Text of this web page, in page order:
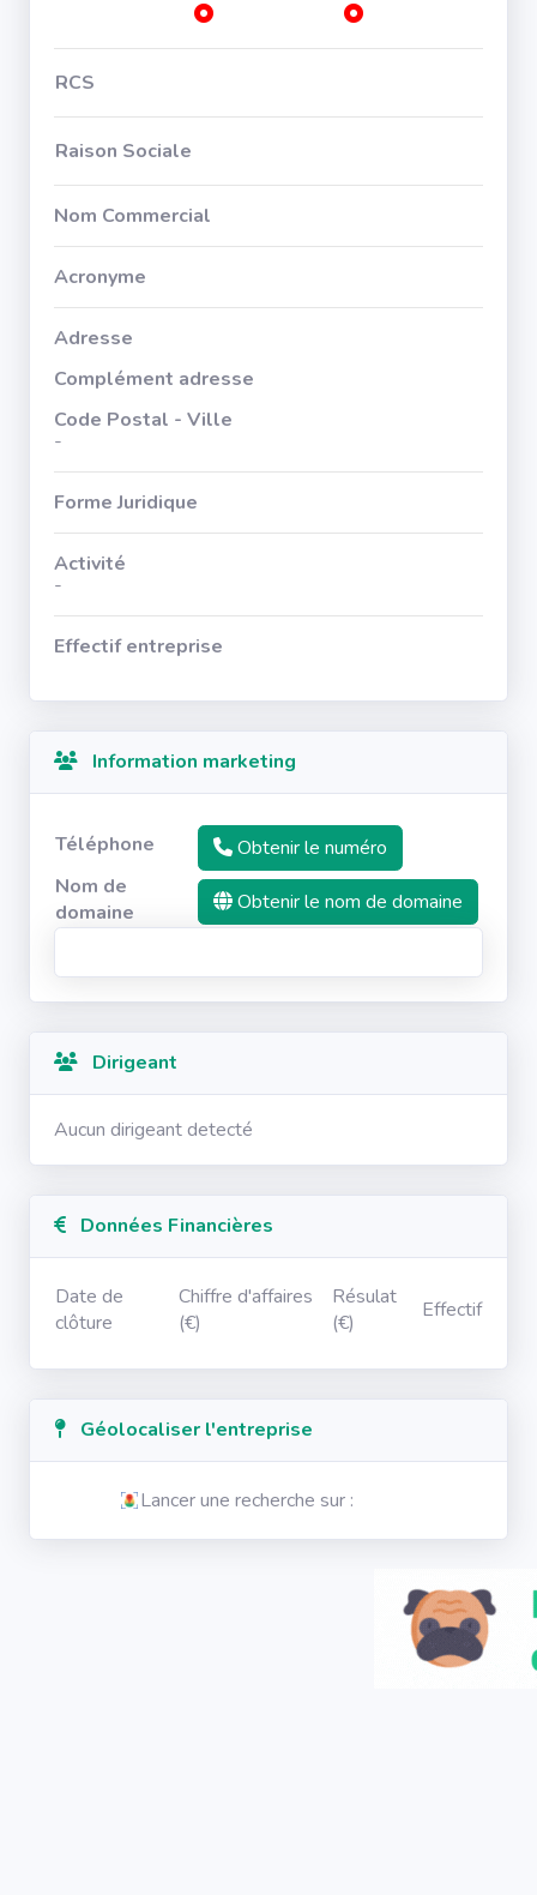
RCS
Raison Sociale
Nom Commercial
Acronyme
Adresse
Complément adresse
Code Postal - Ville
-
Forme Juridique
Activité
-
Effectif entreprise
Information marketing
Téléphone
Obtenir le numéro
Nom de
domaine
Obtenir le nom de domaine
Dirigeant
Aucun dirigeant detecté
Données Financières
Date de
clôture
Chiffre d'affaires
(€)
Résulat
(€)
Effectif
Géolocaliser l'entreprise
Lancer une recherche sur :